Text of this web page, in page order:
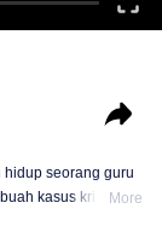
hidup seorang guru
kasus kriminal.
More